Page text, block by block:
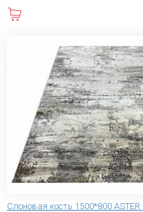
Слоновая кость 1500*800 ASTER